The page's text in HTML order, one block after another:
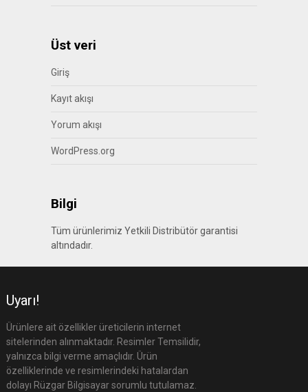
Üst veri
Giriş
Kayıt akışı
Yorum akışı
WordPress.org
Bilgi
Tüm ürünlerimiz Yetkili Distribütör garantisi
altındadır.
Uyarı!
Ürünlere ait özellikler üreticilerin internet
sitelerinden alınmaktadır. Resimler Temsilidir,
yalnızca bilgi verme amaçlıdır. Ürün
özelliklerinde ve resimlerindeki hatalardan
dolayı Rüzgar Bilgisayar sorumlu tutulamaz.